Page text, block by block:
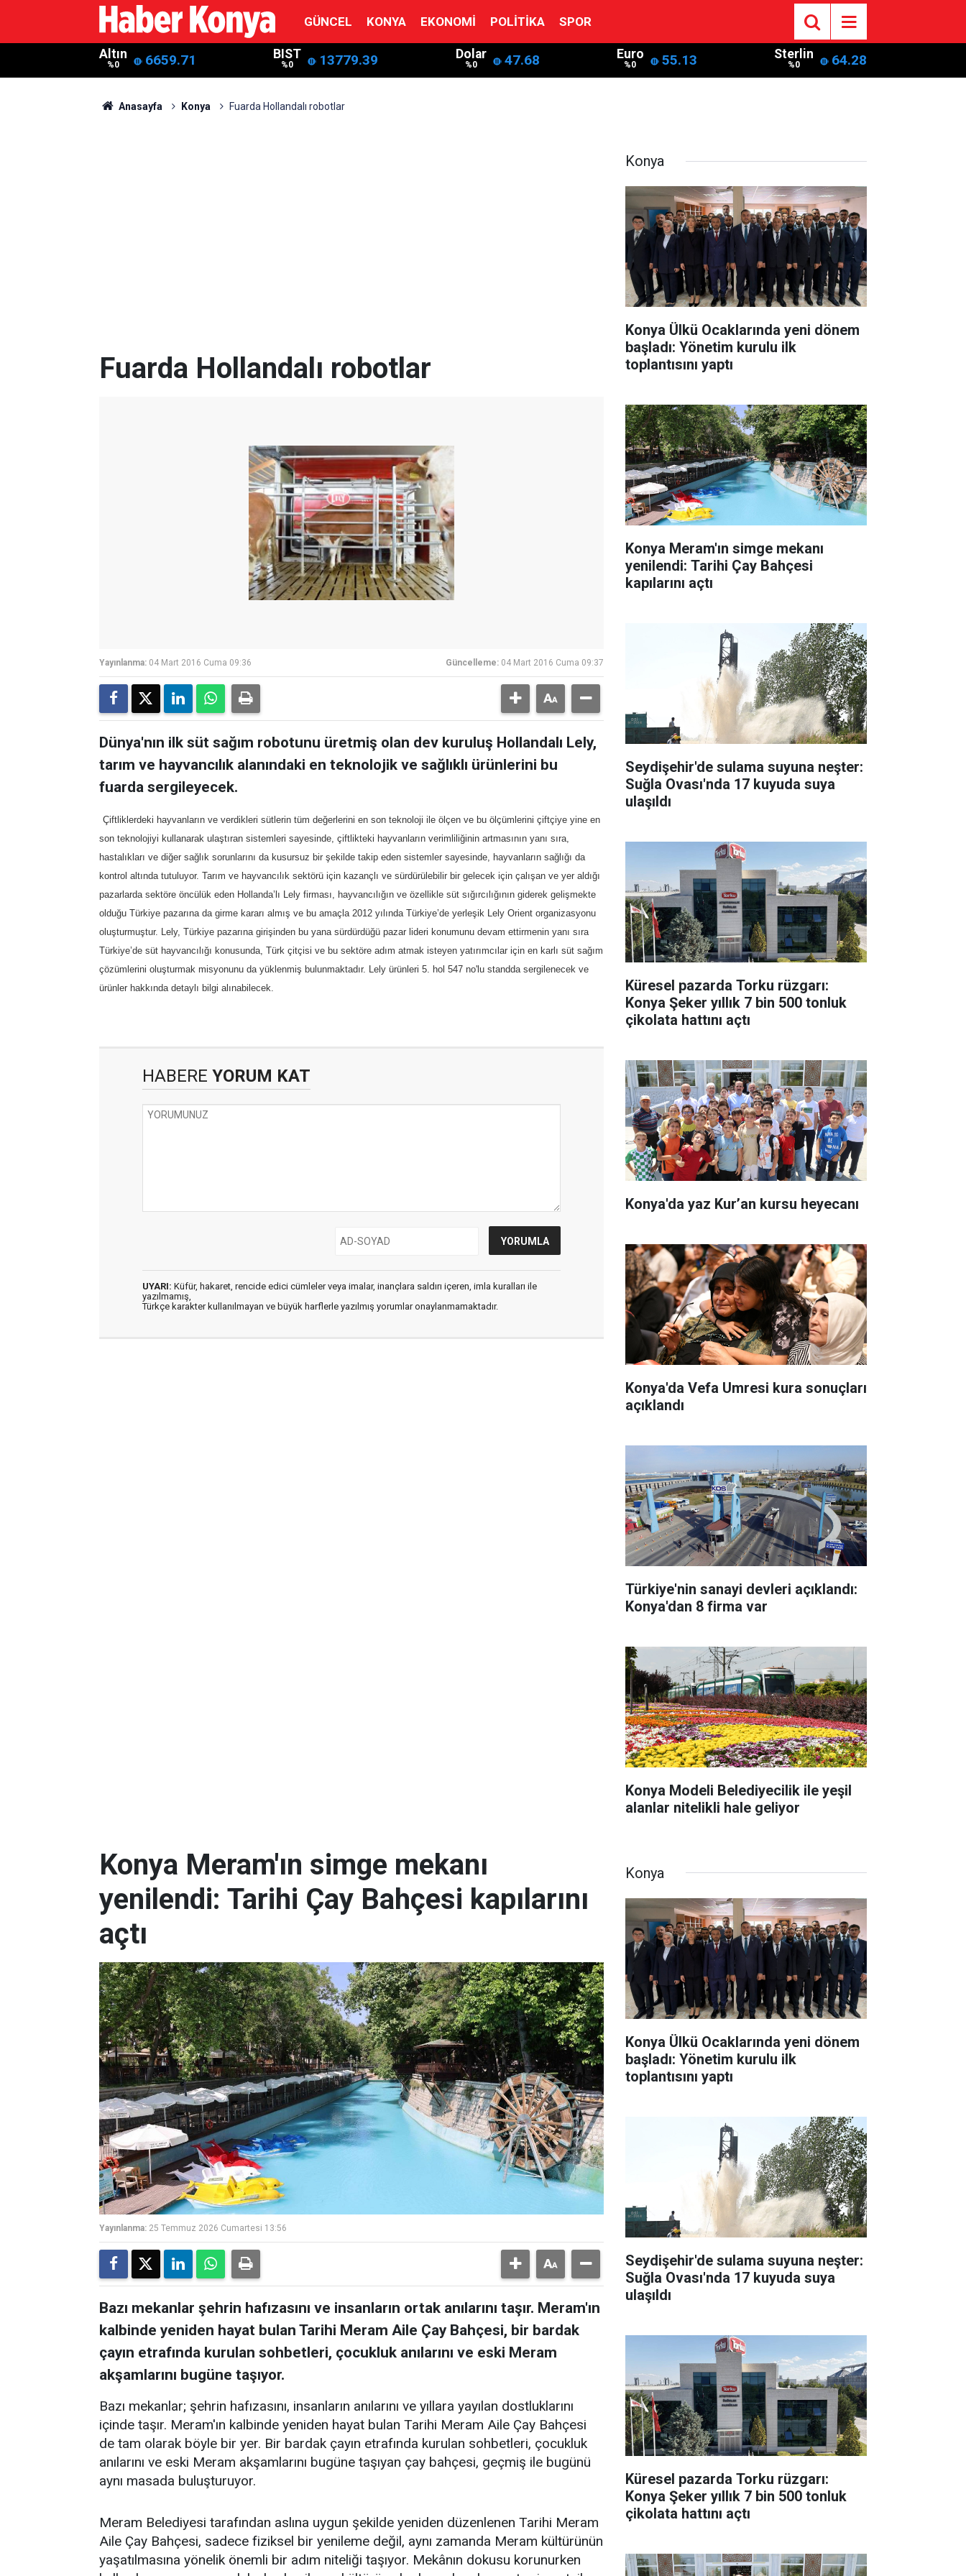
GÜNCEL KONYA EKONOMI POLITIKA SPOR
Altın
%0 6659.71 BIST
%0 13779.39 Dolar
%0 47.68 Euro
%0 55.13 Sterlin
%0 64.28
Anasayfa Konya Fuarda Hollandalı robotlar
Fuarda Hollandalı robotlar
Yayınlanma: 04 Mart 2016 Cuma 09:36 Güncelleme: 04 Mart 2016 Cuma 09:37
Dünya'nın ilk süt sağım robotunu üretmiş olan dev kuruluş Hollandalı Lely,
tarım ve hayvancılık alanındaki en teknolojik ve sağlıklı ürünlerini bu
fuarda sergileyecek.
Çiftliklerdeki hayvanların ve verdikleri sütlerin tüm değerlerini en son teknoloji ile ölçen ve bu ölçümlerini çiftçiye yine en
son teknolojiyi kullanarak ulaştıran sistemleri sayesinde, çiftlikteki hayvanların verimliliğinin artmasının yanı sıra,
hastalıkları ve diğer sağlık sorunlarını da kusursuz bir şekilde takip eden sistemler sayesinde, hayvanların sağlığı da
kontrol altında tutuluyor. Tarım ve hayvancılık sektörü için kazançlı ve sürdürülebilir bir gelecek için çalışan ve yer aldığı
pazarlarda sektöre öncülük eden Hollanda’lı Lely firması, hayvancılığın ve özellikle süt sığırcılığının giderek gelişmekte
olduğu Türkiye pazarına da girme kararı almış ve bu amaçla 2012 yılında Türkiye’de yerleşik Lely Orient organizasyonu
oluşturmuştur. Lely, Türkiye pazarına girişinden bu yana sürdürdüğü pazar lideri konumunu devam ettirmenin yanı sıra
Türkiye’de süt hayvancılığı konusunda, Türk çitçisi ve bu sektöre adım atmak isteyen yatırımcılar için en karlı süt sağım
çözümlerini oluşturmak misyonunu da yüklenmiş bulunmaktadır. Lely ürünleri 5. hol 547 no'lu standda sergilenecek ve
ürünler hakkında detaylı bilgi alınabilecek.
HABERE YORUM KAT
UYARI: Küfür, hakaret, rencide edici cümleler veya imalar, inançlara saldırı içeren, imla kuralları ile
yazılmamış,
Türkçe karakter kullanılmayan ve büyük harflerle yazılmış yorumlar onaylanmamaktadır.
Konya
Konya Ülkü Ocaklarında yeni dönem
başladı: Yönetim kurulu ilk
toplantısını yaptı
Konya Meram'ın simge mekanı
yenilendi: Tarihi Çay Bahçesi
kapılarını açtı
Seydişehir'de sulama suyuna neşter:
Suğla Ovası'nda 17 kuyuda suya
ulaşıldı
Küresel pazarda Torku rüzgarı:
Konya Şeker yıllık 7 bin 500 tonluk
çikolata hattını açtı
Konya'da yaz Kur’an kursu heyecanı
Konya'da Vefa Umresi kura sonuçları
açıklandı
Türkiye'nin sanayi devleri açıklandı:
Konya'dan 8 firma var
Konya Modeli Belediyecilik ile yeşil
alanlar nitelikli hale geliyor
Konya Meram'ın simge mekanı
yenilendi: Tarihi Çay Bahçesi kapılarını
açtı
Yayınlanma: 25 Temmuz 2026 Cumartesi 13:56
Bazı mekanlar şehrin hafızasını ve insanların ortak anılarını taşır. Meram'ın
kalbinde yeniden hayat bulan Tarihi Meram Aile Çay Bahçesi, bir bardak
çayın etrafında kurulan sohbetleri, çocukluk anılarını ve eski Meram
akşamlarını bugüne taşıyor.
Bazı mekanlar; şehrin hafızasını, insanların anılarını ve yıllara yayılan dostluklarını
içinde taşır. Meram'ın kalbinde yeniden hayat bulan Tarihi Meram Aile Çay Bahçesi
de tam olarak böyle bir yer. Bir bardak çayın etrafında kurulan sohbetleri, çocukluk
anılarını ve eski Meram akşamlarını bugüne taşıyan çay bahçesi, geçmiş ile bugünü
aynı masada buluşturuyor.
Meram Belediyesi tarafından aslına uygun şekilde yeniden düzenlenen Tarihi Meram
Aile Çay Bahçesi, sadece fiziksel bir yenileme değil, aynı zamanda Meram kültürünün
yaşatılmasına yönelik önemli bir adım niteliği taşıyor. Mekânın dokusu korunurken
Konya
Konya Ülkü Ocaklarında yeni dönem
başladı: Yönetim kurulu ilk
toplantısını yaptı
Seydişehir'de sulama suyuna neşter:
Suğla Ovası'nda 17 kuyuda suya
ulaşıldı
Küresel pazarda Torku rüzgarı:
Konya Şeker yıllık 7 bin 500 tonluk
çikolata hattını açtı